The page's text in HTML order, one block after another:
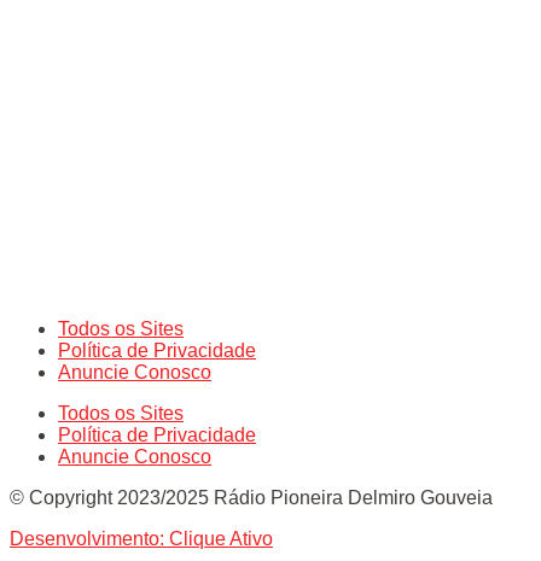
Todos os Sites
Política de Privacidade
Anuncie Conosco
Todos os Sites
Política de Privacidade
Anuncie Conosco
© Copyright 2023/2025 Rádio Pioneira Delmiro Gouveia
Desenvolvimento: Clique Ativo